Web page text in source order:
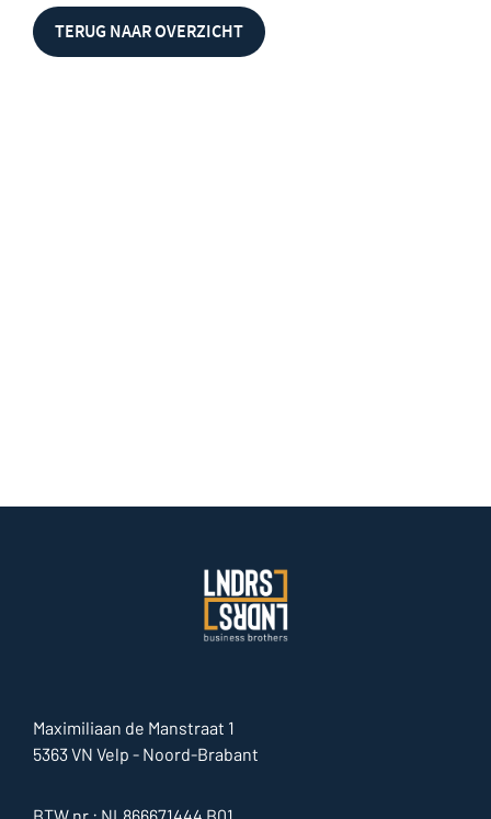
TERUG NAAR OVERZICHT
Maximiliaan de Manstraat 1
5363 VN Velp - Noord-Brabant